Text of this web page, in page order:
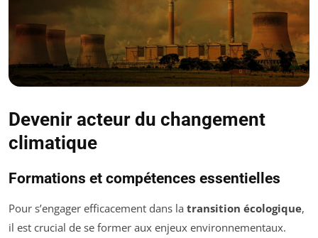
Devenir acteur du changement
climatique
Formations et compétences essentielles
Pour s’engager efficacement dans la transition écologique,
il est crucial de se former aux enjeux environnementaux.